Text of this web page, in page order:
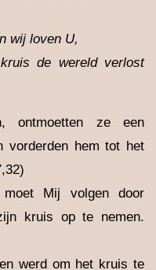
wij loven U,
de wereld verlost
ontmoetten ze een
vorderden hem tot het
Mij volgen door
kruis op te nemen.
werd om het kruis te